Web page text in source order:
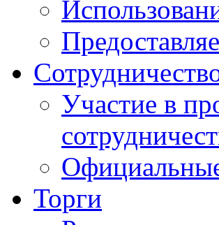
Участие в
Торги